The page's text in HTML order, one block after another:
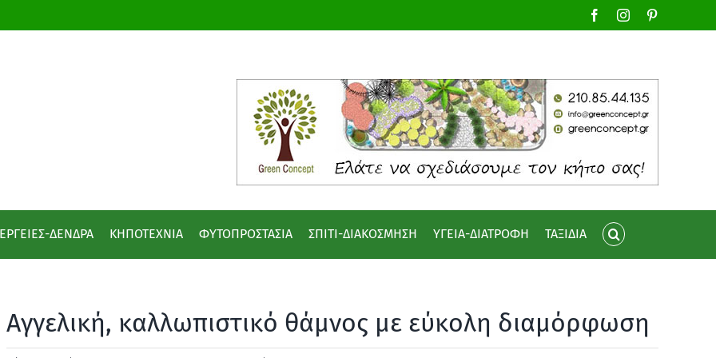
FacebookInstagram
ΔΕΝΔΡΑ ΚΗΠΟΤΕΧΝΙΑ ΦΥΤΟΠΡΟΣΤΑΣΙΑ ΣΠΙΤΙ-ΔΙΑΚΟΣΜΗΣΗ ΥΓΕΙΑ-ΔΙΑΤΡΟΦΗ ΤΑΞΙΔΙΑ
Αγγελική, καλλωπιστικό θάμνος με εύκολη διαμόρφωση